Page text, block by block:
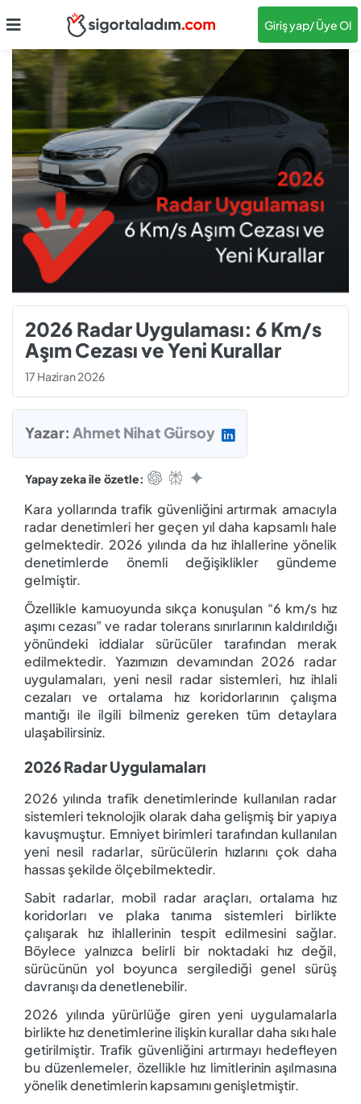
Giriş yap/ Üye Ol
2026 Radar Uygulaması: 6 Km/s
Aşım Cezası ve Yeni Kurallar
17 Haziran 2026
Yazar: Ahmet Nihat Gürsoy
Yapay zeka ile özetle:
Kara yollarında trafik güvenliğini artırmak amacıyla
radar denetimleri her geçen yıl daha kapsamlı hale
gelmektedir. 2026 yılında da hız ihlallerine yönelik
denetimlerde önemli değişiklikler gündeme
gelmiştir.
Özellikle kamuoyunda sıkça konuşulan “6 km/s hız
aşımı cezası” ve radar tolerans sınırlarının kaldırıldığı
yönündeki iddialar sürücüler tarafından merak
edilmektedir. Yazımızın devamından 2026 radar
uygulamaları, yeni nesil radar sistemleri, hız ihlali
cezaları ve ortalama hız koridorlarının çalışma
mantığı ile ilgili bilmeniz gereken tüm detaylara
ulaşabilirsiniz.
2026 Radar Uygulamaları
2026 yılında trafik denetimlerinde kullanılan radar
sistemleri teknolojik olarak daha gelişmiş bir yapıya
kavuşmuştur. Emniyet birimleri tarafından kullanılan
yeni nesil radarlar, sürücülerin hızlarını çok daha
hassas şekilde ölçebilmektedir.
Sabit radarlar, mobil radar araçları, ortalama hız
koridorları ve plaka tanıma sistemleri birlikte
çalışarak hız ihlallerinin tespit edilmesini sağlar.
Böylece yalnızca belirli bir noktadaki hız değil,
sürücünün yol boyunca sergilediği genel sürüş
davranışı da denetlenebilir.
2026 yılında yürürlüğe giren yeni uygulamalarla
birlikte hız denetimlerine ilişkin kurallar daha sıkı hale
getirilmiştir. Trafik güvenliğini artırmayı hedefleyen
bu düzenlemeler, özellikle hız limitlerinin aşılmasına
yönelik denetimlerin kapsamını genişletmiştir.